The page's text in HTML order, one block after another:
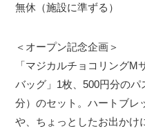
無休（施設に準ずる）
＜オープン記念企画＞
「マジカルチョコリングM
バッグ」1枚、500円分の
分）のセット。ハートブレ
や、ちょっとしたお出かけ